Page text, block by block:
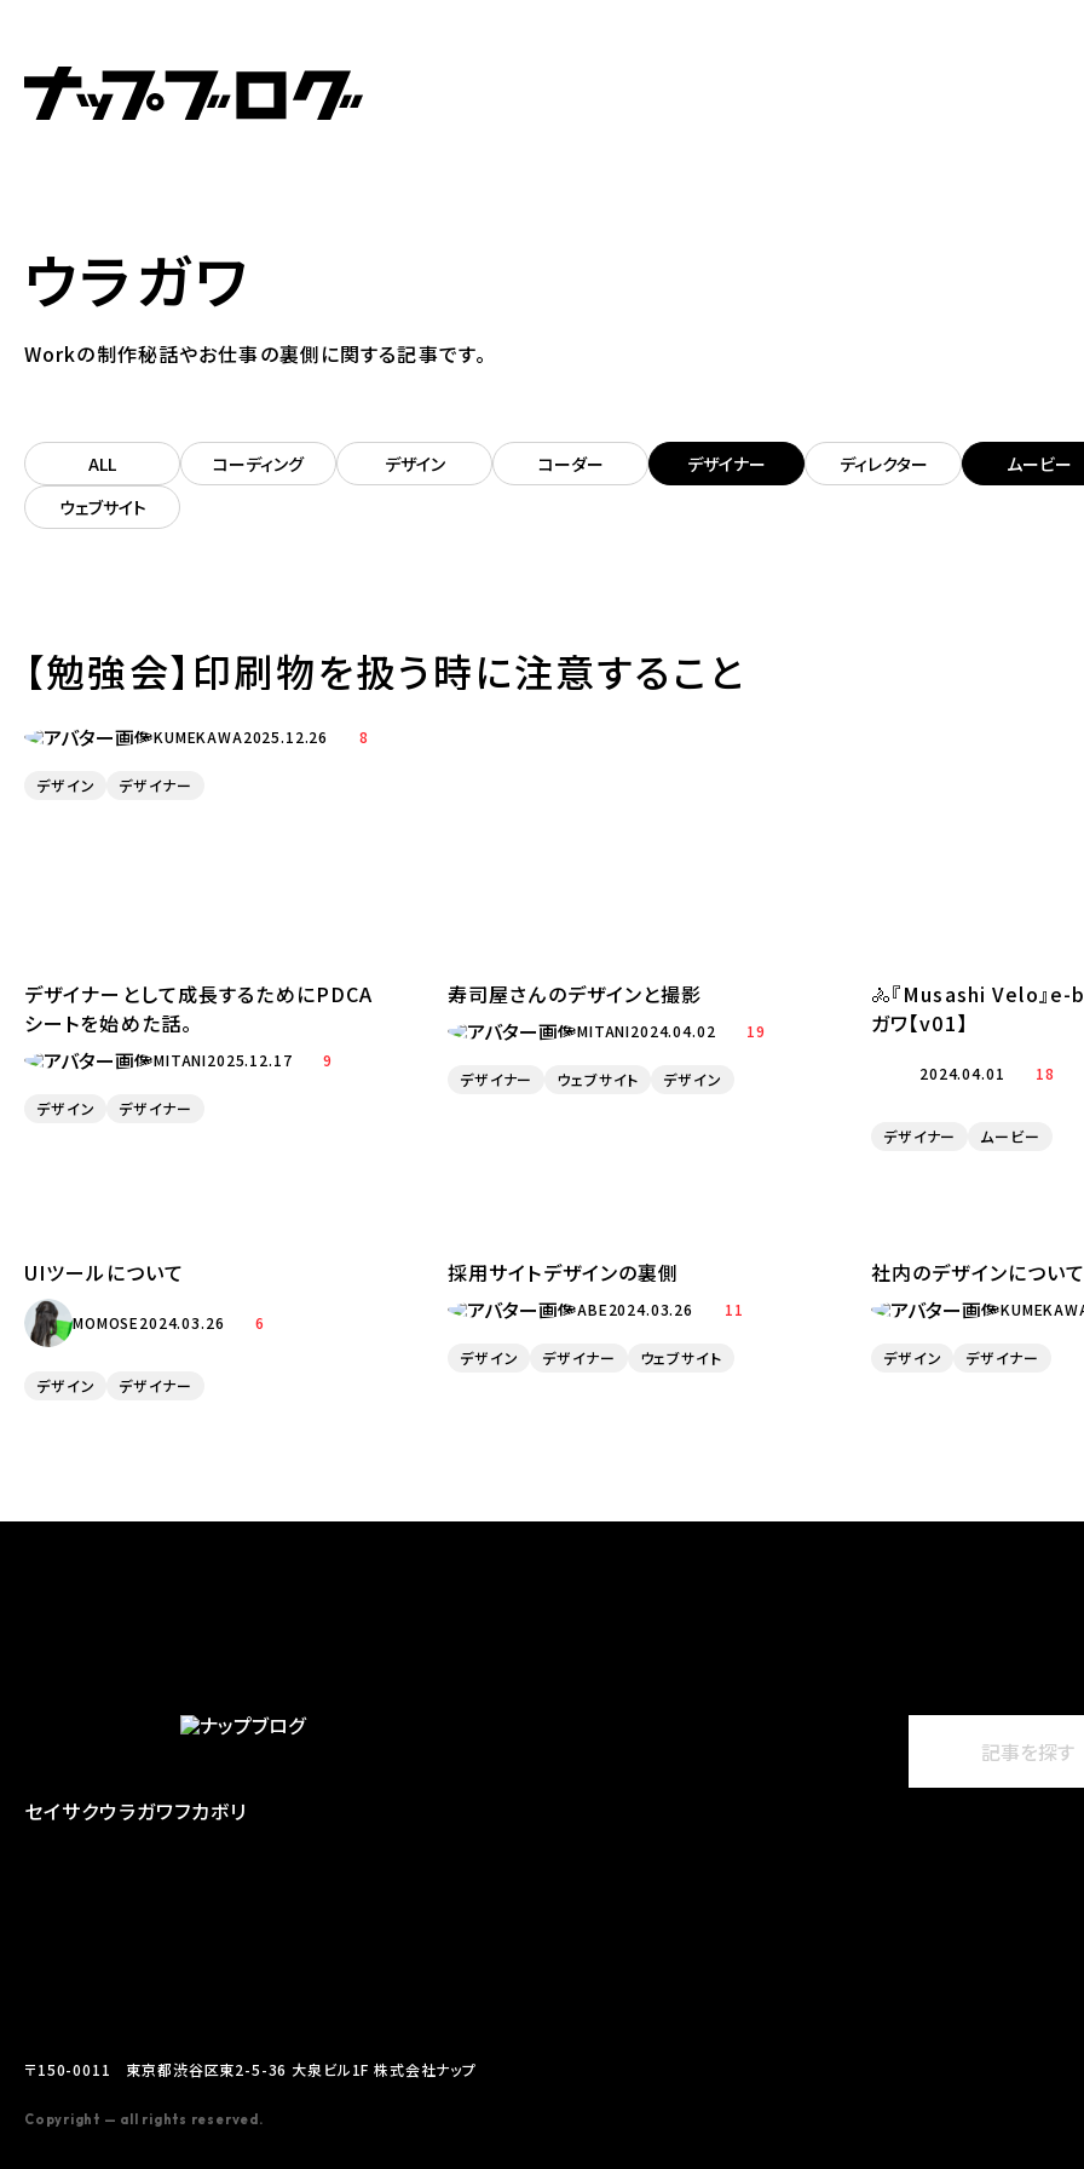
ウラガワ
Workの制作秘話やお仕事の裏側に関する記事です。
ALL コーディング デザイン コーダー デザイナー ディレクター
ムービー
ウェブサイト
【勉強会】印刷物を扱う時に注意すること
KUMEKAWA2025.12.26 8
デザイン デザイナー
デザイナーとして成長するためにPDCA
シートを始めた話。
MITANI2025.12.17 9
デザイン デザイナー
寿司屋さんのデザインと撮影
MITANI2024.04.02 19
デザイナー ウェブサイト デザイン
🚴『Musashi Velo』e-
ガワ【v01】
2024.04.01 18
デザイナー ムービー
UIツールについて
MOMOSE2024.03.26 6
デザイン デザイナー
採用サイトデザインの裏側
ABE2024.03.26 11
デザイン デザイナー ウェブサイト
社内のデザインについ
デザイン デザイナー
セイサクウラガワフカボリ
〒150-0011 東京都渋谷区東2-5-36 大泉ビル1F 株式会社ナップ
Copyright — all rights reserved.